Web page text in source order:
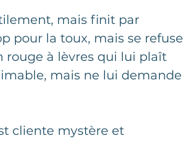
mais finit par
pour la toux, mais se refuse
rouge à lèvres qui lui plaît
mais ne lui demande
cliente mystère et